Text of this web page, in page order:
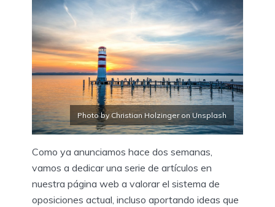
Photo by Christian Holzinger on Unsplash
Como ya anunciamos hace dos semanas,
vamos a dedicar una serie de artículos en
nuestra página web a valorar el sistema de
oposiciones actual, incluso aportando ideas que